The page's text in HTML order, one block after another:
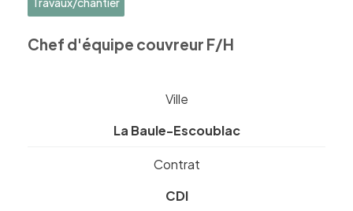
Chef d'équipe couvreur F/H
Ville
La Baule-Escoublac
Contrat
CDI